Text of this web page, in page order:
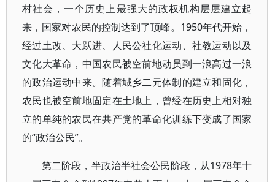
村社会，一个历史上最强大的政权机构层层建立起
来，国家对农民的控制达到了顶峰。1950年代开始，
经过土改、大跃进、人民公社化运动、社教运动以及
文化大革命，中国农民被空前地动员到一浪高过一浪
的政治运动中来。随着城乡二元体制的建立和固化，
农民也被空前地固定在土地上，曾经在历史上相对独
立的单纯的农民在共产党的革命化训练下变成了国家
的“政治公民”。
第二阶段，半政治半社会公民阶段，从1978年十